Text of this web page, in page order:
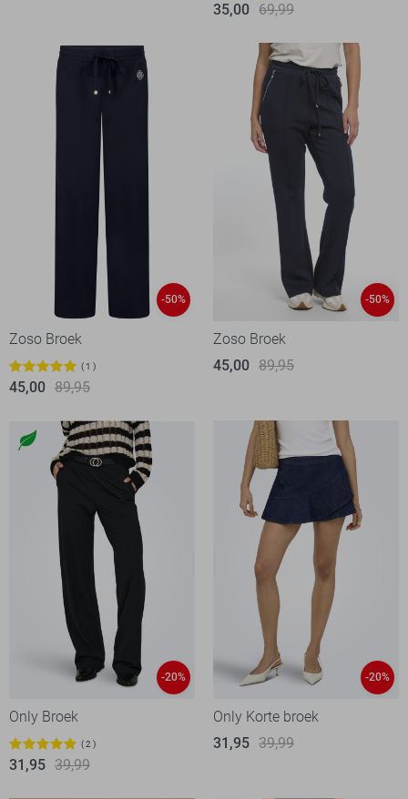
35,00 69,99
-50%
Zoso Broek
1
45,00 89,95
-50%
Zoso Broek
45,00 89,95
-20%
Only Broek
2
31,95 39,99
-20%
Only Korte broek
31,95 39,99